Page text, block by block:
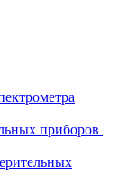
приборов